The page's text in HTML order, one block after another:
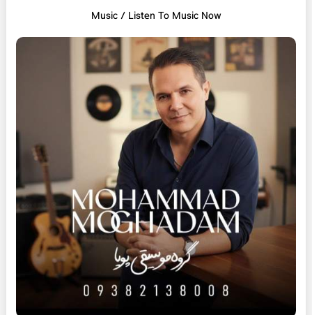
Music / Listen To Music Now